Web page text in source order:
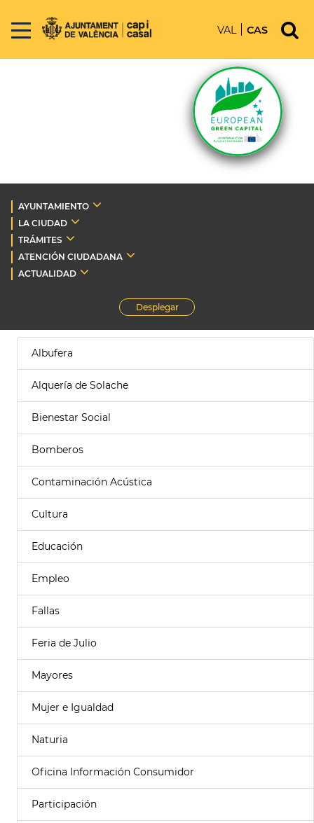
VAL CAS
AYUNTAMIENTO
LA CIUDAD
TRÁMITES
ATENCIÓN CIUDADANA
ACTUALIDAD
Desplegar
Albufera
Alquería de Solache
Bienestar Social
Bomberos
Contaminación Acústica
Cultura
Educación
Empleo
Fallas
Feria de Julio
Mayores
Mujer e Igualdad
Naturia
Oficina Información Consumidor
Participación